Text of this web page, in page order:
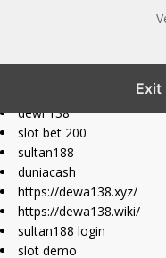
Exit
dewi 138
slot bet 200
sultan188
duniacash
https://dewa138.xyz/
https://dewa138.wiki/
sultan188 login
slot demo